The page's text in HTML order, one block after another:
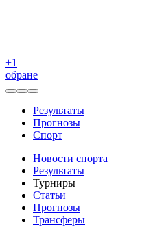
+1
обране
Результаты
Прогнозы
Спорт
Новости спорта
Результаты
Турниры
Статьи
Прогнозы
Трансферы